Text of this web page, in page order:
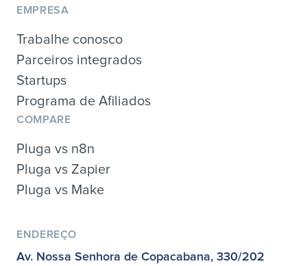
EMPRESA
Trabalhe conosco
Parceiros integrados
Startups
Programa de Afiliados
COMPARE
Pluga vs n8n
Pluga vs Zapier
Pluga vs Make
ENDEREÇO
Av. Nossa Senhora de Copacabana, 330/202